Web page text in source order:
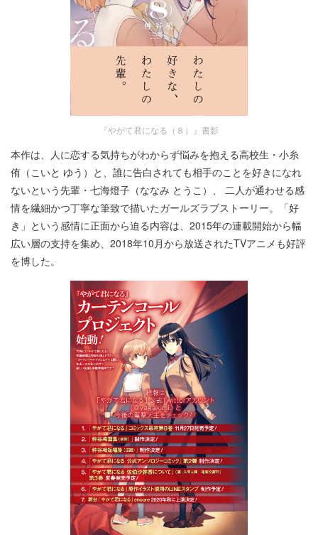
『やがて君になる（８）』書影
本作は、人に恋する気持ちがわからず悩みを抱える高校生・小糸
侑（こいと ゆう）と、誰に告白されても相手のことを好きになれ
ないという先輩・七海燈子（ななみ とうこ）、 二人が通わせる感
情を繊細かつ丁寧な筆致で描いたガールズラブストーリー。「好
き」という感情に正面から迫る内容は、2015年の連載開始から幅
広い層の支持を集め、2018年10月から放送されたTVアニメも好評
を博した。